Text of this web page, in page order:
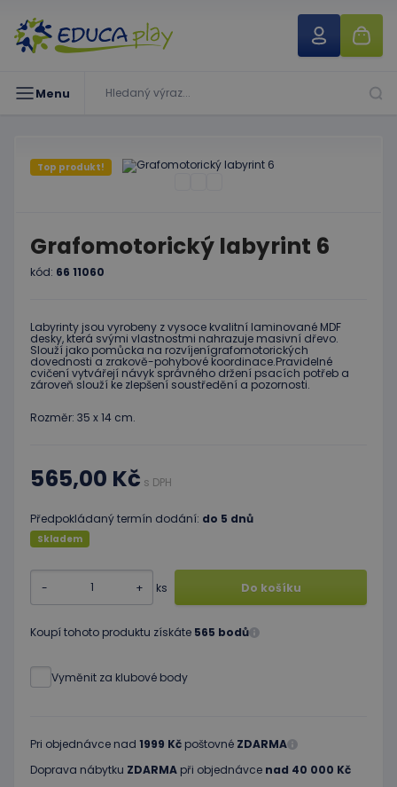
Menu
Top produkt!
Grafomotorický labyrint 6
kód: 66 11060
Labyrinty jsou vyrobeny z vysoce kvalitní laminované MDF
desky, která svými vlastnostmi nahrazuje masivní dřevo.
Slouží jako pomůcka na rozvíjenígrafomotorických
dovednosti a zrakově-pohybové koordinace.Pravidelné
cvičení vytvářejí návyk správného držení psacích potřeb a
zároveň slouží ke zlepšení soustředění a pozornosti.
Rozměr: 35 x 14 cm.
565,00 Kč s DPH
Předpokládaný termín dodání: do 5 dnů
Skladem
- + ks Do košíku
Koupí tohoto produktu získáte 565 bodů
Vyměnit za klubové body
Pri objednávce nad 1999 Kč poštovné ZDARMA
Doprava nábytku ZDARMA při objednávce nad 40 000 Kč